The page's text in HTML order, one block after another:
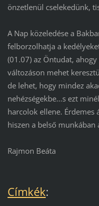
önzetlenül cselekedünk,
A Nap közeledése a
felborzolhatja a
(01.07) az Öntudat,
változáson mehet
de lehet, hogy mindez
nehézségekbe...s ezt
harcolok ellene.
hiszen a belső
Rajmon Beáta
Címkék: